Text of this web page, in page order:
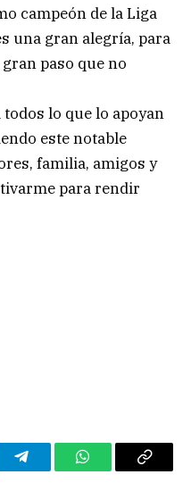
campeón de la Liga
una gran alegría, para
paso que no
lo que lo apoyan
este notable
familia, amigos y
para rendir
TelegramWhatsAppCopy